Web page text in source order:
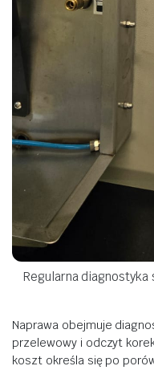
Regularna
Naprawa obejmuje
przelewowy i odczyt
koszt określa się po